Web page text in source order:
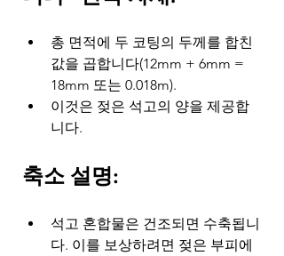
총 면적에 두 코팅의 두께를 합친
값을 곱합니다(12mm + 6mm =
18mm 또는 0.018m).
이것은 젖은 석고의 양을 제공합
니다.
축소 설명:
석고 혼합물은 건조되면 수축됩니
다. 이를 보상하려면 젖은 부피에